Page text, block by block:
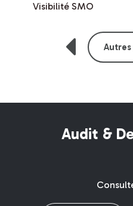
Visibilité SMO
Audit &